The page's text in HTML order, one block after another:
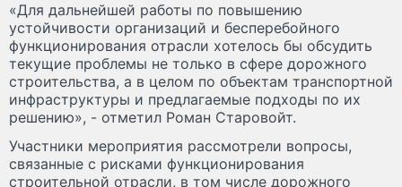
«Для дальнейшей работы по повышению
устойчивости организаций и бесперебойного
функционирования отрасли хотелось бы обсудить
текущие проблемы не только в сфере дорожного
строительства, а в целом по объектам транспортной
инфраструктуры и предлагаемые подходы по их
решению», - отметил Роман Старовойт.
Участники мероприятия рассмотрели вопросы,
связанные с рисками функционирования
строительной отрасли, в том числе дорожного